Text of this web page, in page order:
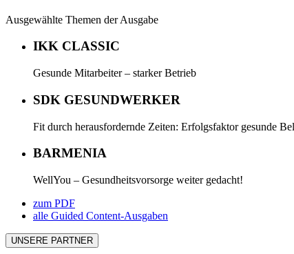
Ausgewählte Themen der Ausgabe
IKK CLASSIC
Gesunde Mitarbeiter – starker Betrieb
SDK GESUNDWERKER
Fit durch herausfordernde Zeiten: Erfolgsfaktor gesunde
BARMENIA
WellYou – Gesundheitsvorsorge weiter gedacht!
zum PDF
alle Guided Content-Ausgaben
UNSERE PARTNER